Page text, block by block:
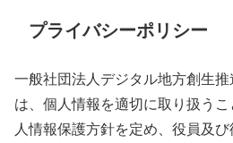
プライバシーポリシー
一般社団法人デジタル地方創生推
は、個人情報を適切に取り扱う
人情報保護方針を定め、役員及